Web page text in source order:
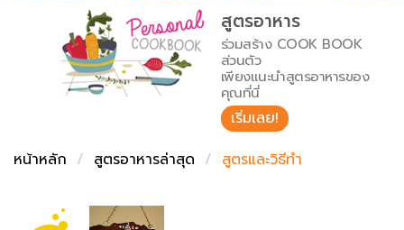
เปรียบเทียบหน่วยการตวง
เปรียบเทียบอุณหภูมิ
เปรียบเทียบน้ำหนักวัตถุดิบ
สร้าง Cookbook
สูตรอาหาร
ร่วมสร้าง COOK BOOK
ส่วนตัว
เพียงแนะนำสูตรอาหารของ
คุณที่นี่
เริ่มเลย!
หน้าหลัก
สูตรอาหารล่าสุด สูตรและวิธีทำ